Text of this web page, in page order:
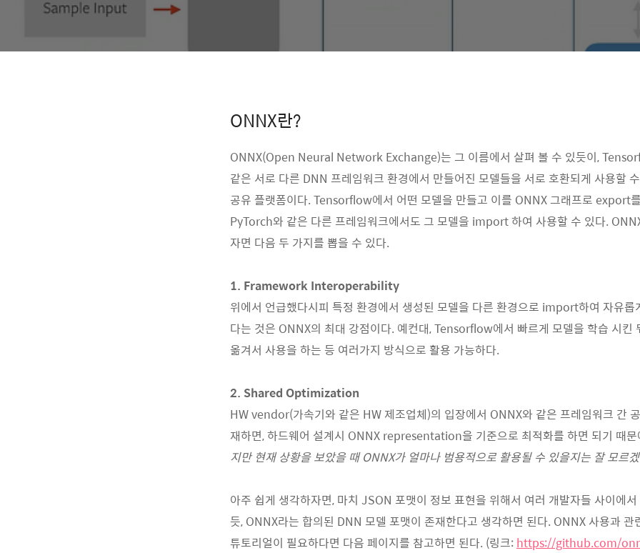
ONNX란?
ONNX(Open Neural Network Exchange)는 그 이름에서 살펴 볼 수 있듯이,
같은 서로 다른 DNN 프레임워크 환경에서 만들어진 모델들을 서로 호환되게 사용할
공유 플랫폼이다. Tensorflow에서 어떤 모델을 만들고 이를 ONNX 그래프로 export
PyTorch와 같은 다른 프레임워크에서도 그 모델을 import 하여 사용할 수 있다.
자면 다음 두 가지를 뽑을 수 있다.
1. Framework Interoperability
위에서 언급했다시피 특정 환경에서 생성된 모델을 다른 환경으로 import하여 자유롭
다는 것은 ONNX의 최대 강점이다. 예컨대, Tensorflow에서 빠르게 모델을 학습 시킨
옮겨서 사용을 하는 등 여러가지 방식으로 활용 가능하다.
2. Shared Optimization
HW vendor(가속기와 같은 HW 제조업체)의 입장에서 ONNX와 같은 프레임워크 간
재하면, 하드웨어 설계시 ONNX representation을 기준으로 최적화를 하면 되기 때
지만 현재 상황을 보았을 때 ONNX가 얼마나 범용적으로 활용될 수 있을지는 잘 모르
아주 쉽게 생각하자면, 마치 JSON 포맷이 정보 표현을 위해서 여러 개발자들 사이에
듯, ONNX라는 합의된 DNN 모델 포맷이 존재한다고 생각하면 된다. ONNX 사용과 관
튜토리얼이 필요하다면 다음 페이지를 참고하면 된다. (링크: https://github.com/